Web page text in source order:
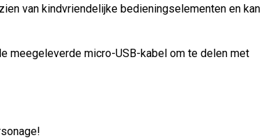
van kindvriendelijke bedieningselementen en kan
meegeleverde micro-USB-kabel om te delen met